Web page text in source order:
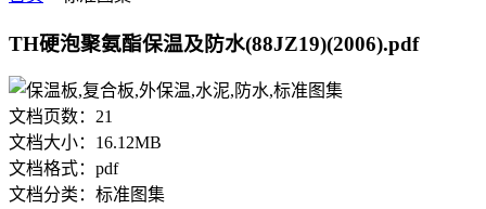
TH硬泡聚氨酯保温及防水(88JZ19)(2006).pdf
文档页数： 21
文档大小： 16.12MB
文档格式： pdf
文档分类： 标准图集